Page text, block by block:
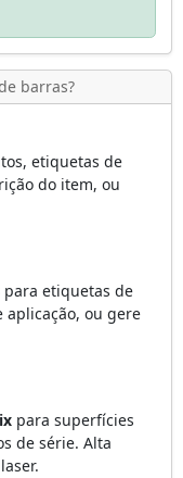
barras?
etiquetas de
do item, ou
para etiquetas de
ou gere
para superfícies
de série. Alta